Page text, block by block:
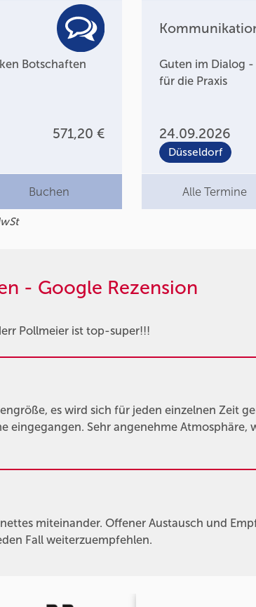
Botschaften
571,20 €
Buchen
Guten im Dialog
für die Praxis
24.09.2026
Düsseldorf
Alle Termine
- Google Rezension
Pollmeier ist top-super!!!
es wird sich für jeden einzelnen Zeit
eingegangen. Sehr angenehme Atmosphäre,
miteinander. Offener Austausch und
Fall weiterzuempfehlen.